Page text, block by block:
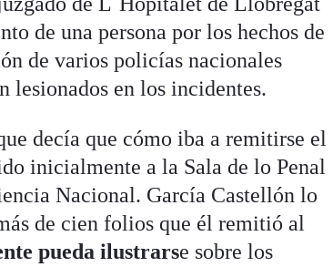
de una persona por los hechos de
de varios policías nacionales
lesionados en los incidentes.
decía que cómo iba a remitirse el
inicialmente a la Sala de lo Penal
Nacional. García Castellón lo
de cien folios que él remitió al
pueda ilustrarse sobre los